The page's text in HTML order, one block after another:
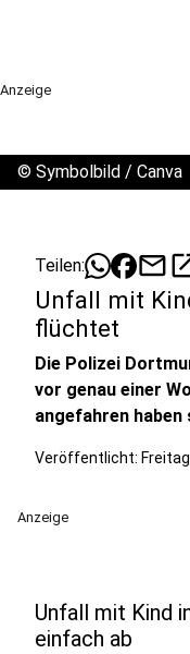
Anzeige
© Symbolbild / Canva
Teilen: mail
Unfall mit
flüchtet
Die Polizei
vor genau einer
angefahren
Veröffentlicht:
Anzeige
Unfall mit Kind
einfach ab